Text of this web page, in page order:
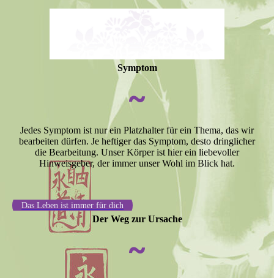
Symptom
~
Jedes Symptom ist nur ein Platzhalter für ein Thema, das wir
bearbeiten dürfen. Je heftiger das Symptom, desto dringlicher
die Bearbeitung. Unser Körper ist hier ein liebevoller
Hinweisgeber, der immer unser Wohl im Blick hat.
Das Leben ist immer für dich
Der Weg zur Ursache
~